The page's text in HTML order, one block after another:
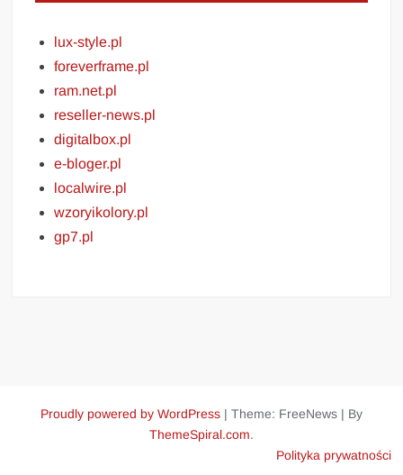
lux-style.pl
foreverframe.pl
ram.net.pl
reseller-news.pl
digitalbox.pl
e-bloger.pl
localwire.pl
wzoryikolory.pl
gp7.pl
Proudly powered by WordPress | Theme: FreeNews | By
ThemeSpiral.com.
Polityka prywatności